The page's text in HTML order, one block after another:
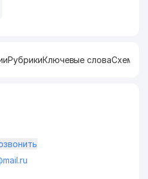
РубрикиКлючевые словаСхема
позвонить